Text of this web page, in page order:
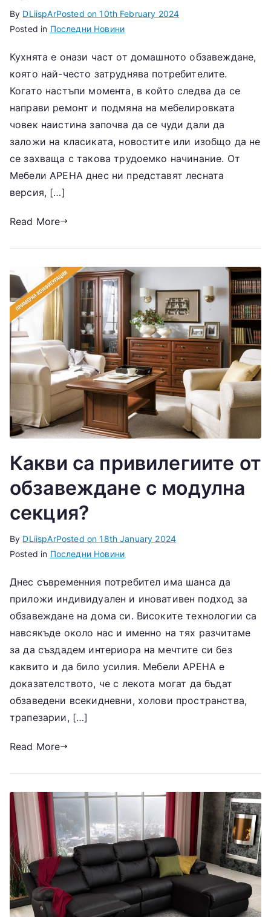
By DLiispArPosted on10th February 2024
Posted in Последни Новини
Кухнята е онази част от домашното обзавеждане,
която най-често затруднява потребителите.
Когато настъпи момента, в който следва да се
направи ремонт и подмяна на мебелировката
човек наистина започва да се чуди дали да
заложи на класиката, новостите или изобщо да не
се захваща с такова трудоемко начинание. От
Мебели АРЕНА днес ни представят лесната
версия, […]
Read More
Какви са привилегиите от
обзавеждане с модулна
секция?
By DLiispArPosted on18th January 2024
Posted in Последни Новини
Днес съвременния потребител има шанса да
приложи индивидуален и иновативен подход за
обзавеждане на дома си. Високите технологии са
навсякъде около нас и именно на тях разчитаме
за да създадем интериора на мечтите си без
каквито и да било усилия. Мебели АРЕНА е
доказателството, че с лекота могат да бъдат
обзаведени всекидневни, холови пространства,
трапезарии, […]
Read More